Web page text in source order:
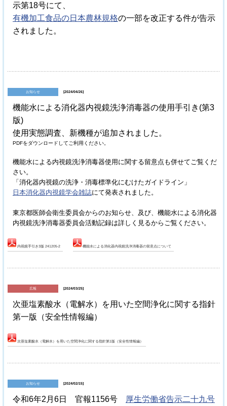
示第18号にて、
有機加工食品の日本農林規格の一部を改正する件が告示
されました。
お知らせ [2024/04/26]
機能水による消化器内視鏡洗浄消毒器の使用手引き(第3
版)
使用実態調査、新機種が追加されました。
PDFをダウンロードしてご利用ください。
機能水による内視鏡洗浄消毒器使用に関する留意点も併せてご覧くだ
さい。
「消化器内視鏡の洗浄・消毒標準化にむけたガイドライン」
日本消化器内視鏡学会雑誌にて発表されました。
東京都医師会衛生委員会からのお知らせ、及び、機能水による消化器
内視鏡洗浄消毒器委員会活動記録は詳しく見るからご覧ください。
内視鏡手引き3版 241205-2 機能水による消化器内視鏡洗浄消毒器の留意点について
広報 [2024/03/25]
次亜塩素酸水（電解水）を用いた空間浄化に関する指針
第一版（安全性情報編）
次亜塩素酸水（電解水）を用いた空間浄化に関する指針第1版（安全性情報編）
お知らせ [2024/02/15]
令和6年2月6日 官報1156号 厚生労働省告示二十九号